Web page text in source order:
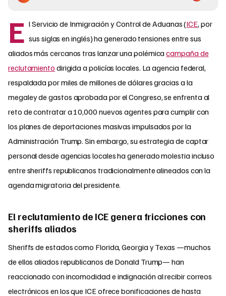
E l Servicio de Inmigración y Control de Aduanas (ICE, por
sus siglas en inglés) ha generado tensiones entre sus
aliados más cercanos tras lanzar una polémicacampaña de
reclutamiento dirigida a policías locales. La agencia federal,
respaldada por miles de millones de dólares gracias a la
megaley de gastos aprobada por el Congreso, se enfrenta al
reto de contratar a 10,000 nuevos agentes para cumplir con
los planes de deportaciones masivas impulsados por la
Administración Trump. Sin embargo, su estrategia de captar
personal desde agencias locales ha generado molestia incluso
entre sheriffs republicanos tradicionalmente alineados con la
agenda migratoria del presidente.
El reclutamiento de ICE genera fricciones con
sheriffs aliados
Sheriffs de estados como Florida, Georgia y Texas —muchos
de ellos aliados republicanos de Donald Trump— han
reaccionado con incomodidad e indignación al recibir correos
electrónicos en los que ICE ofrece bonificaciones de hasta